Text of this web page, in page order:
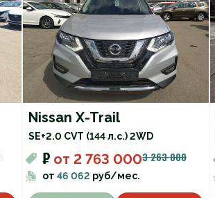
Nissan X-Trail
SE+2.0 CVT (144 л.с.) 2WD
₽ от 2 763 0003 263 000
от 46 062 руб/мес.